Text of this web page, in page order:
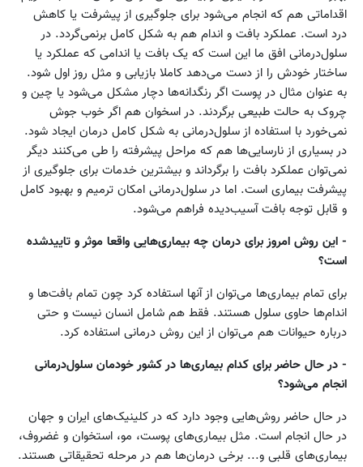
اقداماتی هم که انجام می‌شود برای جلوگیری از پیشرفت یا کاهش
درد است. عملکرد بافت و اندام هم به شکل کامل برنمی‌گردد. در
سلول‌درمانی افق ما این است که یک بافت یا اندامی که عملکرد یا
ساختار خودش را از دست می‌دهد کاملا بازیابی و مثل روز اول شود.
به عنوان مثال در پوست اگر رنگدانه‌ها دچار مشکل می‌شود یا چین و
چروک به حالت طبیعی برگردند. در اسخوان هم اگر خوب جوش
نمی‌خورد با استفاده از سلول‌درمانی به شکل کامل درمان ایجاد شود.
در بسیاری از نارسایی‌ها هم که مراحل پیشرفته را طی می‌کنند دیگر
نمی‌توان عملکرد بافت را برگرداند و بیشترین خدمات برای جلوگیری از
پیشرفت بیماری است. اما در سلول‌درمانی امکان ترمیم و بهبود کامل
و قابل توجه بافت آسیب‌دیده فراهم می‌شود.
- این روش امروز برای درمان چه بیماری‌هایی واقعا موثر و تاییدشده
است؟
برای تمام بیماری‌ها می‌توان از آنها استفاده کرد چون تمام بافت‌ها و
اندام‌ها حاوی سلول هستند. فقط هم شامل انسان نیست و حتی
درباره حیوانات هم می‌توان از این روش درمانی استفاده کرد.
- در حال حاضر برای کدام بیماری‌ها در کشور خودمان سلول‌درمانی
انجام می‌شود؟
در حال حاضر روش‌هایی وجود دارد که در کلینیک‌های ایران و جهان
در حال انجام است. مثل بیماری‌های پوست، مو، استخوان و غضروف،
بیماری‌های قلبی و... برخی درمان‌ها هم در مرحله تحقیقاتی هستند.